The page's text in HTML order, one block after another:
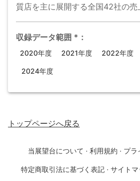
質店を主に展開する全国42社の売
収録データ範囲 * ：
2020年度 2021年度 2022年度
2024年度
トップページへ戻る
当展望台について · 利用規約 · プラ
特定商取引法に基づく表記 · サイト